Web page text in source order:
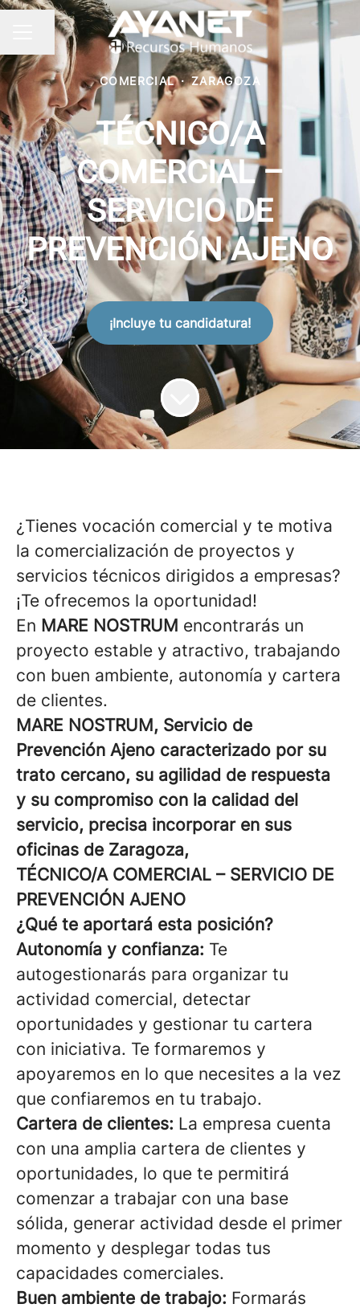
MENÚ DE EMPLEO
Compartir página
COMERCIAL · ZARAGOZA
TÉCNICO/A
COMERCIAL –
SERVICIO DE
PREVENCIÓN AJENO
¡Incluye tu candidatura!
¿Tienes vocación comercial y te motiva
la comercialización de proyectos y
servicios técnicos dirigidos a empresas?
¡Te ofrecemos la oportunidad!
En MARE NOSTRUM encontrarás un
proyecto estable y atractivo, trabajando
con buen ambiente, autonomía y cartera
de clientes.
MARE NOSTRUM, Servicio de
Prevención Ajeno caracterizado por su
trato cercano, su agilidad de respuesta
y su compromiso con la calidad del
servicio, precisa incorporar en sus
oficinas de Zaragoza,
TÉCNICO/A COMERCIAL – SERVICIO DE
PREVENCIÓN AJENO
¿Qué te aportará esta posición?
Autonomía y confianza: Te
autogestionarás para organizar tu
actividad comercial, detectar
oportunidades y gestionar tu cartera
con iniciativa. Te formaremos y
apoyaremos en lo que necesites a la vez
que confiaremos en tu trabajo.
Cartera de clientes: La empresa cuenta
con una amplia cartera de clientes y
oportunidades, lo que te permitirá
comenzar a trabajar con una base
sólida, generar actividad desde el primer
momento y desplegar todas tus
capacidades comerciales.
Buen ambiente de trabajo: Formarás